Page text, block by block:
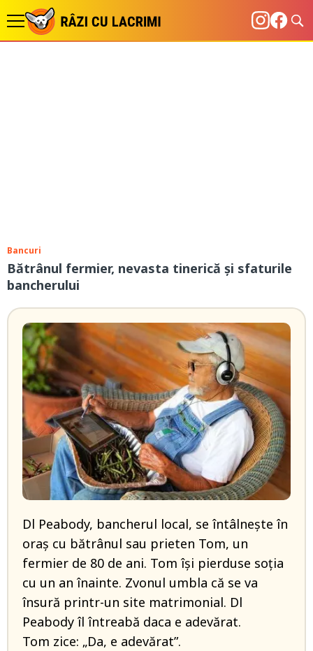
Bancuri
Bătrânul fermier, nevasta tinerică și sfaturile
bancherului
Dl Peabody, bancherul local, se întâlnește în
oraș cu bătrânul sau prieten Tom, un
fermier de 80 de ani. Tom își pierduse soția
cu un an înainte. Zvonul umbla că se va
însură printr-un site matrimonial. Dl
Peabody îl întreabă daca e adevărat.
Tom zice: „Da, e adevărat”.